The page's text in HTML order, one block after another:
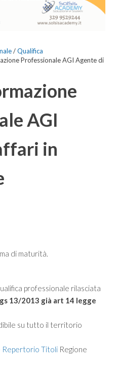
/Qualifica
Professionale AGI Agente di
AGI
in
di maturità.
professionale rilasciata
13/2013 già art 14 legge
su tutto il territorio
Repertorio Titoli Regione